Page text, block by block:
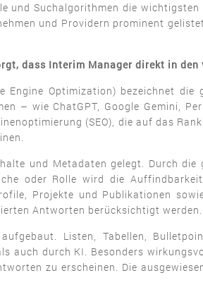
und Suchalgorithmen die
und Providern prominent
dass Interim Manager direkt in
Engine Optimization) bezeichnet
– wie ChatGPT, Google Gemini,
(SEO), die auf das
und Metadaten gelegt. Durch
oder Rolle wird die
Projekte und Publikationen
Antworten berücksichtigt werden.
Listen, Tabellen,
auch durch KI. Besonders
zu erscheinen. Die